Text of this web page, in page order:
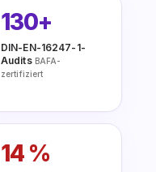
130+
DIN-EN-16247-1-
Audits BAFA-
zertifiziert
14 %